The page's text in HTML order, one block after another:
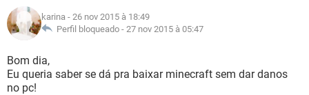
GUIA DE COMPRAS
INSTAGRAM
CELULAR
OUTLOOK EXCEL
INSTAGRAM
GUIA DE COMPRAS
JOGOS
OUTLOOK
INSTAGRAM
GLOSSÁRIO
JOGOS
CELULAR FACEBOOK
karina - 26 nov 2015 à 18:49
Perfil bloqueado - 27 nov 2015 à 05:47
Bom dia,
Eu queria saber se dá pra baixar minecraft sem dar danos
no pc!